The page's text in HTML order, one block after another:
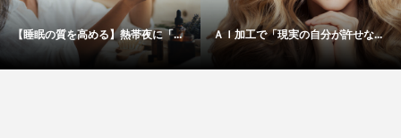
【睡眠の質を高める】熱帯夜に「... ＡＩ加工で「現実の自分が許せな...